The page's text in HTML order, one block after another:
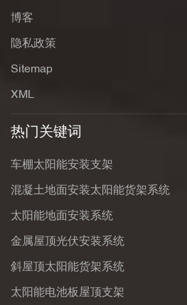
博客
隐私政策
Sitemap
XML
热门关键词
车棚太阳能安装支架
混凝土地面安装太阳能货架系统
太阳能地面安装系统
金属屋顶光伏安装系统
斜屋顶太阳能货架系统
太阳能电池板屋顶支架